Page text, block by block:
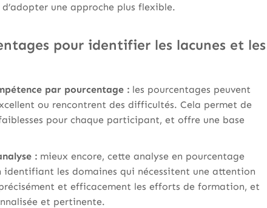
une approche plus flexible.
pour identifier les lacunes et les
par pourcentage : les pourcentages peuvent
ou rencontrent des difficultés. Cela permet de
pour chaque participant, et offre une base
: mieux encore, cette analyse en pourcentage
les domaines qui nécessitent une attention
et efficacement les efforts de formation, et
et pertinente.